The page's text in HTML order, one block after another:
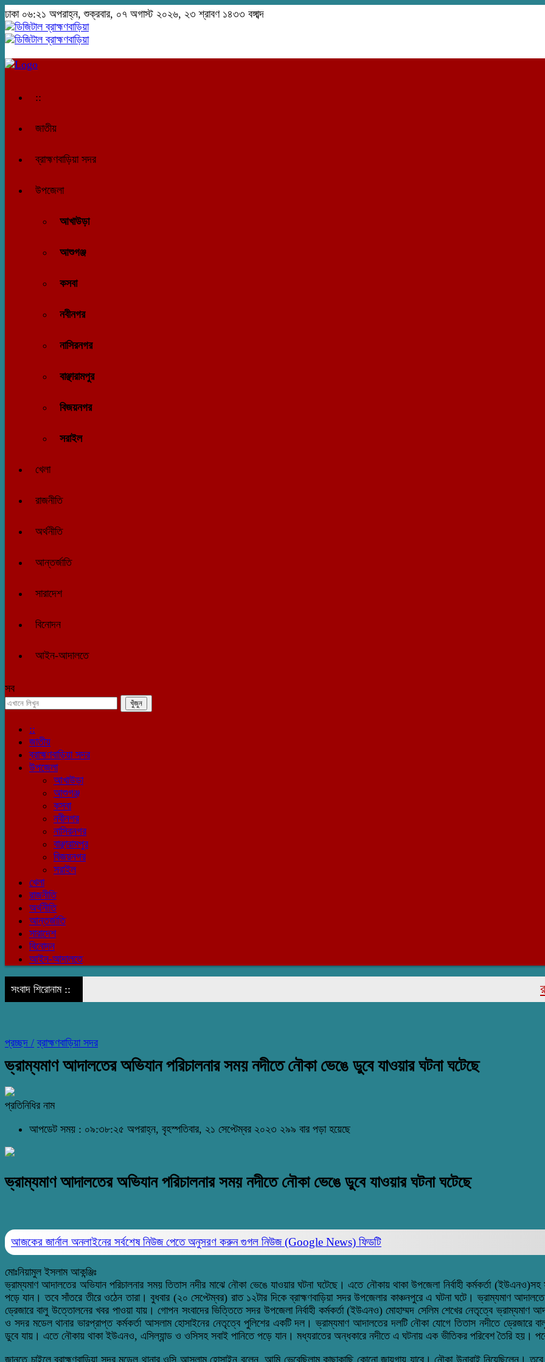
ঢাকা ০৬:২১ অপরাহ্ন, শুক্রবার, ০৭ অগাস্ট ২০২৬, ২৩ শ্রাবণ ১৪৩৩ বঙ্গাব্দ
::
জাতীয়
ব্রাহ্মণবাড়িয়া সদর
উপজেলা
আখাউড়া
আশুগঞ্জ
কসবা
নবীনগর
নাসিরনগর
বাঞ্ছারামপুর
বিজয়নগর
সরাইল
খেলা
রাজনীতি
অর্থনীতি
আন্তর্জাতি
সারাদেশ
বিনোদন
আইন-আদালতে
সব
::
জাতীয়
ব্রাহ্মণবাড়িয়া সদর
উপজেলা
আখাউড়া
আশুগঞ্জ
কসবা
নবীনগর
নাসিরনগর
বাঞ্ছারামপুর
বিজয়নগর
সরাইল
খেলা
রাজনীতি
অর্থনীতি
আন্তর্জাতি
সারাদেশ
বিনোদন
আইন-আদালতে
সংবাদ শিরোনাম ::
প্রচ্ছদ / ব্রাহ্মণবাড়িয়া সদর
ভ্রাম্যমাণ আদালতের অভিযান পরিচালনার সময় নদীতে নৌকা ভেঙে ডুবে যাওয়ার ঘটনা ঘটেছে
প্রতিনিধির নাম
আপডেট সময় : ০৯:৩৮:২৫ অপরাহ্ন, বৃহস্পতিবার, ২১ সেপ্টেম্বর ২০২৩ ২৯৯ বার পড়া হয়েছে
ভ্রাম্যমাণ আদালতের অভিযান পরিচালনার সময় নদীতে নৌকা ভেঙে ডুবে যাওয়ার ঘটনা ঘটেছে
আজকের জার্নাল অনলাইনের সর্বশেষ নিউজ পেতে অনুসরণ করুনগুগল নিউজ (Google News) ফিডটি
মোঃনিয়ামুল ইসলাম আকন্ঞ্জিঃ
ভ্রাম্যমাণ আদালতের অভিযান পরিচালনার সময় তিতাস নদীর মাঝে নৌকা ভেঙে যাওয়ার ঘটনা ঘটেছে। এতে নৌকায় থাকা উপজেলা নির্বাহী কর্মকর্তা
পড়ে যান। তবে সাঁতরে তীরে ওঠেন তারা। বুধবার (২০ সেপ্টেম্বর) রাত ১২টার দিকে ব্রাহ্মণবাড়িয়া সদর উপজেলার কাঞ্চনপুরে এ ঘটনা ঘটে। ভ্রাম্যমাণ
ড্রেজারে বালু উত্তোলনের খবর পাওয়া যায়। গোপন সংবাদের ভিত্তিতে সদর উপজেলা নির্বাহী কর্মকর্তা (ইউএনও) মোহাম্মদ সেলিম শেখের নেতৃত্বে ভ্রাম্যমাণ
ও সদর মডেল থানার ভারপ্রাপ্ত কর্মকর্তা আসলাম হোসাইনের নেতৃত্বে পুলিশের একটি দল। ভ্রাম্যমাণ আদালতের দলটি নৌকা যোগে তিতাস নদীতে ড্রেজারে
ডুবে যায়। এতে নৌকায় থাকা ইউএনও, এসিল্যান্ড ও ওসিসহ সবাই পানিতে পড়ে যান। মধ্যরাতের অন্ধকারে নদীতে এ ঘটনায় এক ভীতিকর পরিবেশ তৈরি হয়। পরে
জানতে চাইলে ব্রাহ্মণবাড়িয়া সদর মডেল থানার ওসি আসলাম হোসাইন বলেন, আমি ভেবেছিলাম কাছাকাছি কোনো জায়গায় যাবে। নৌকা উনারাই নিয়েছিলেন।